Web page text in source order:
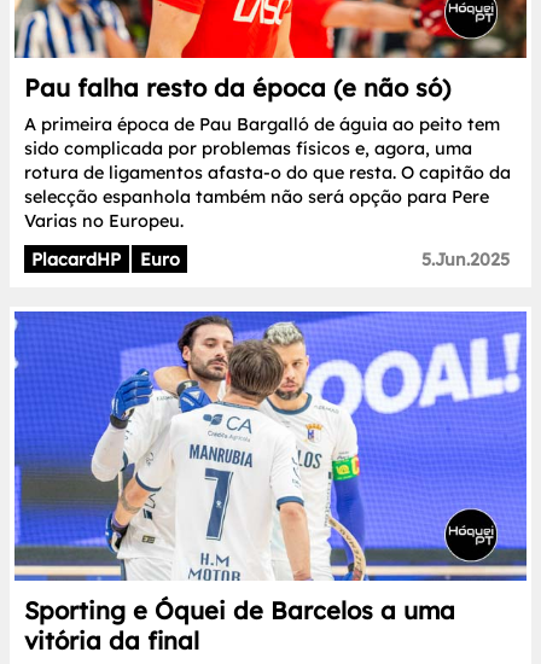
Pau falha resto da época (e não só)
A primeira época de Pau Bargalló de águia ao peito tem
sido complicada por problemas físicos e, agora, uma
rotura de ligamentos afasta-o do que resta. O capitão da
selecção espanhola também não será opção para Pere
Varias no Europeu.
PlacardHP
Euro 5.Jun.2025
Sporting e Óquei de Barcelos a uma
vitória da final